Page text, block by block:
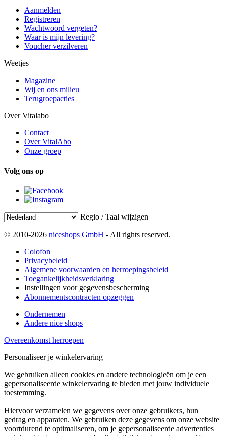
Aanmelden
Registreren
Wachtwoord vergeten?
Waar is mijn levering?
Voucher verzilveren
Weetjes
Magazine
Wij en ons milieu
Terugroepacties
Over Vitalabo
Contact
Over VitalAbo
Onze groep
Volg ons op
Regio / Taal wijzigen
© 2010-2026 niceshops GmbH - All rights reserved.
Colofon
Privacybeleid
Algemene voorwaarden en herroepingsbeleid
Toegankelijkheidsverklaring
Instellingen voor gegevensbescherming
Abonnementscontracten opzeggen
Ondernemen
Andere nice shops
Overeenkomst herroepen
Personaliseer je winkelervaring
We gebruiken alleen cookies en andere technologieën om je een
gepersonaliseerde winkelervaring te bieden met jouw individuele
toestemming.
Hiervoor verzamelen we gegevens over onze gebruikers, hun
gedrag en apparaten. We gebruiken deze gegevens om onze website
voortdurend te optimaliseren, om je gepersonaliseerde advertenties